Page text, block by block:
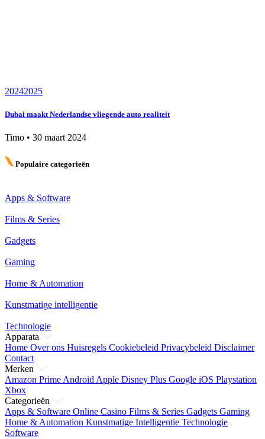
20242025
Dubai maakt Nederlandse vliegende auto realiteit
Timo • 30 maart 2024
Populaire categorieën
Apps & Software
Films & Series
Gadgets
Gaming
Home & Automation
Kunstmatige intelligentie
Technologie
Apparata
Home Over ons Huisregels Cookiebeleid Privacybeleid Disclaimer
Contact
Merken
Amazon Prime Android Apple Disney Plus Google iOS Playstation
Xbox
Categorieën
Apps & Software Online Casino Films & Series Gadgets Gaming
Home & Automation Kunstmatige Intelligentie Technologie
Software